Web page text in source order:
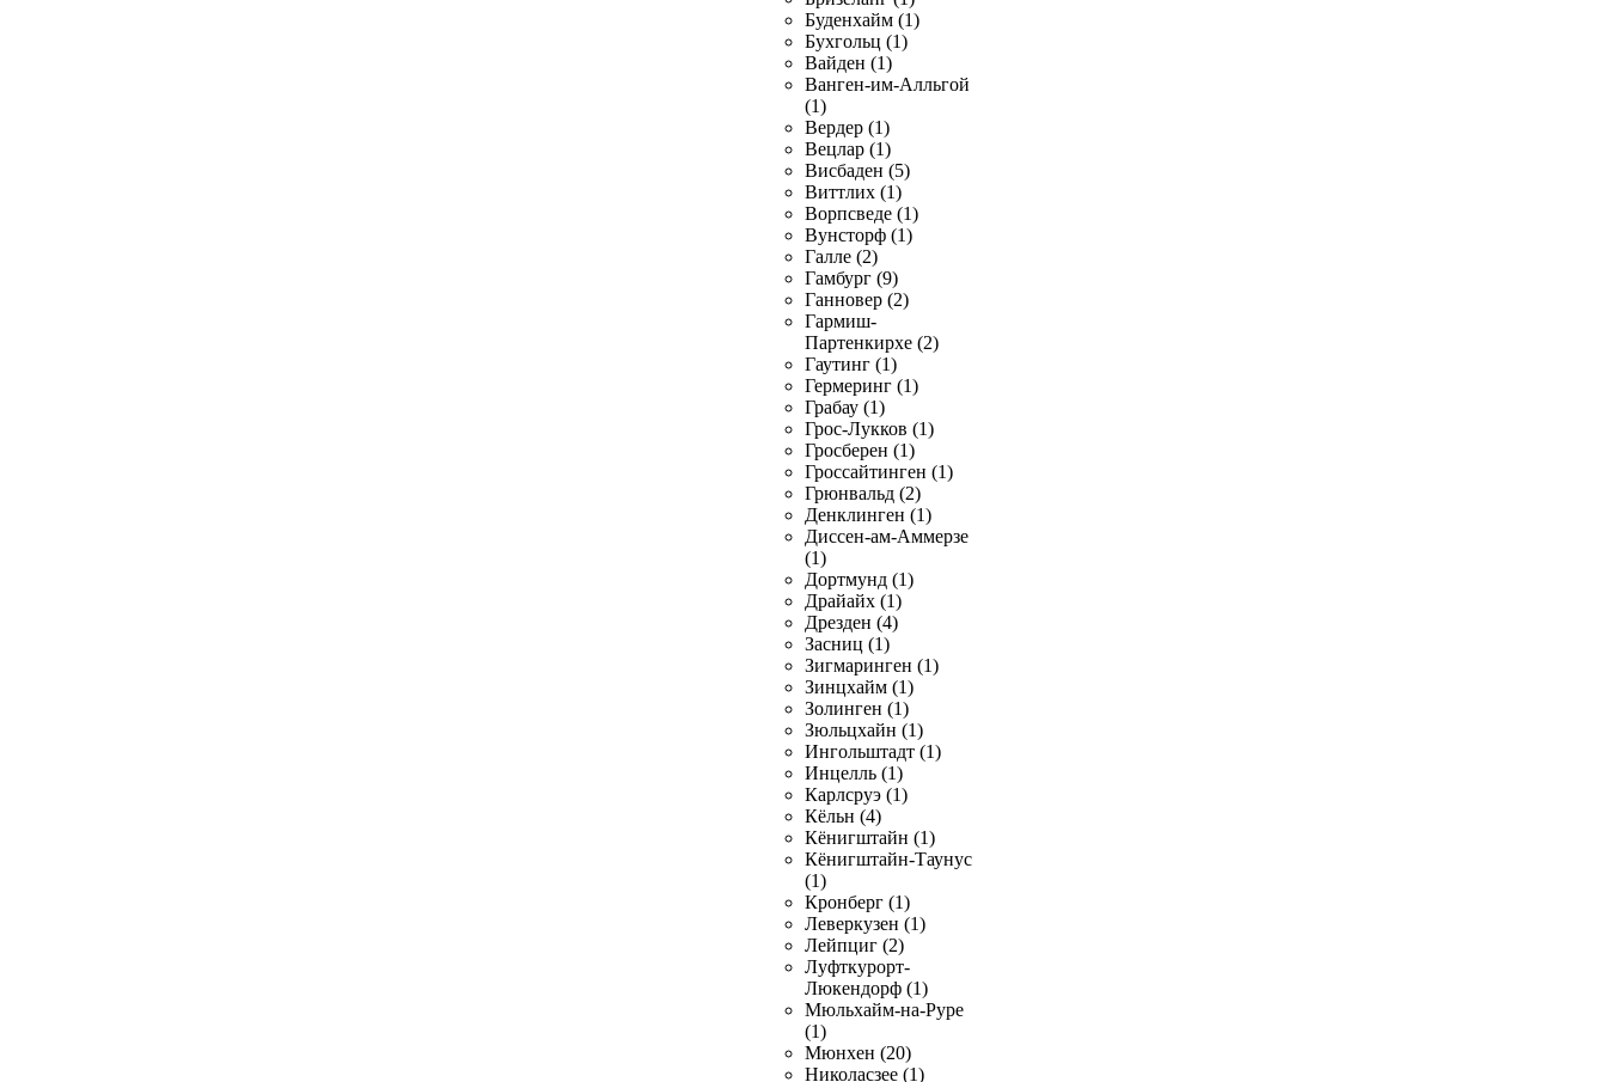
Буденхайм (1)
Бухгольц (1)
Вайден (1)
Ванген-им-Алльгой
(1)
Вердер (1)
Вецлар (1)
Висбаден (5)
Виттлих (1)
Ворпсведе (1)
Вунсторф (1)
Галле (2)
Гамбург (9)
Ганновер (2)
Гармиш-
Партенкирхе (2)
Гаутинг (1)
Гермеринг (1)
Грабау (1)
Грос-Лукков (1)
Гросберен (1)
Гроссайтинген (1)
Грюнвальд (2)
Денклинген (1)
Диссен-ам-Аммерзе
(1)
Дортмунд (1)
Драйайх (1)
Дрезден (4)
Засниц (1)
Зигмаринген (1)
Зинцхайм (1)
Золинген (1)
Зюльцхайн (1)
Ингольштадт (1)
Инцелль (1)
Карлсруэ (1)
Кёльн (4)
Кёнигштайн (1)
Кёнигштайн-Таунус
(1)
Кронберг (1)
Леверкузен (1)
Лейпциг (2)
Луфткурорт-
Люкендорф (1)
Мюльхайм-на-Руре
(1)
Мюнхен (20)
Николасзее (1)